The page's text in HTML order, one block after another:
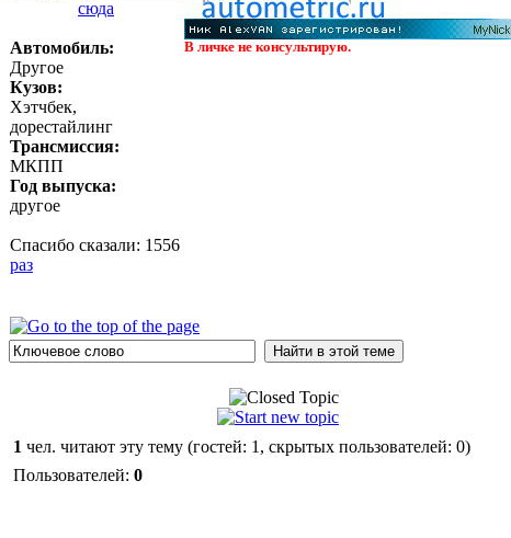
Автомобиль:
Другое
Кузов:
Хэтчбек,
дорестайлинг
Трансмиссия:
МКПП
Год выпуска:
другое
Спасибо сказали: 1556
раз
В личке не консультирую.
1 чел. читают эту тему (гостей: 1, скрытых пользователей: 0)
Пользователей: 0